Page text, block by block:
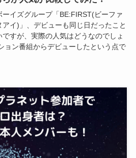
イズグループ「BE:FIRST(ビーファ
イ)」、デビューも同じ日だったこと
すが、実際の人気はどうなのでしょ
ョン番組からデビューしたという点で